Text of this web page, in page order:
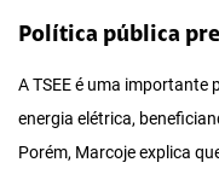
Política pública
A TSEE é uma importante
energia elétrica,
Porém, Marcoje explica